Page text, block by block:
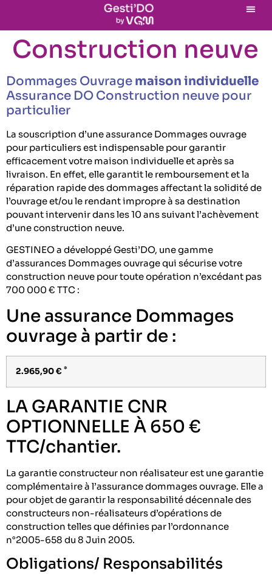
Construction neuve
Dommages Ouvrage maison individuelle
Assurance DO Construction neuve pour
particulier
La souscription d’une assurance Dommages ouvrage
pour particuliers est indispensable pour garantir
efficacement votre maison individuelle et après sa
livraison. En effet, elle garantit le remboursement et la
réparation rapide des dommages affectant la solidité de
l’ouvrage et/ou le rendant impropre à sa destination
pouvant intervenir dans les 10 ans suivant l’achèvement
d’une construction neuve.
GESTINEO a développé Gesti’DO, une gamme
d’assurances Dommages ouvrage qui sécurise votre
construction neuve pour toute opération n’excédant pas
700 000 € TTC :
Une assurance Dommages
ouvrage à partir de :
2.965,90 € *
LA GARANTIE CNR
OPTIONNELLE À 650 €
TTC/chantier.
La garantie constructeur non réalisateur est une garantie
complémentaire à l’assurance dommages ouvrage. Elle a
pour objet de garantir la responsabilité décennale des
constructeurs non-réalisateurs d’opérations de
construction telles que définies par l’ordonnance
n°2005-658 du 8 Juin 2005.
Obligations/ Responsabilités